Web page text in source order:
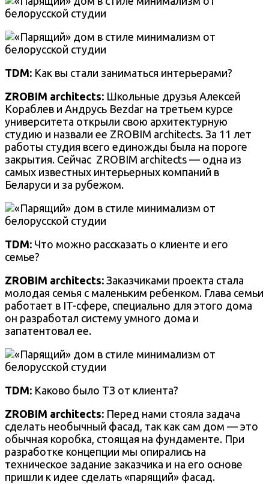
TDM: Как вы стали заниматься интерьерами?
ZROBIM architects: Школьные друзья Алексей
Кораблев и Андрусь Bezdar на третьем курсе
университета открыли свою архитектурную
студию и назвали ее ZROBIM architects. За 11 лет
работы студия всего единожды была на пороге
закрытия. Сейчас ZROBIM architects — одна из
самых известных интерьерных компаний в
Беларуси и за рубежом.
TDM: Что можно рассказать о клиенте и его
семье?
ZROBIM architects: Заказчиками проекта стала
молодая семья с маленьким ребенком. Глава семьи
работает в IT-сфере, специально для этого дома
он разработал систему умного дома и
запатентовал ее.
TDM: Каково было ТЗ от клиента?
ZROBIM architects: Перед нами стояла задача
сделать необычный фасад, так как сам дом — это
обычная коробка, стоящая на фундаменте. При
разработке концепции мы опирались на
техническое задание заказчика и на его основе
пришли к идее сделать «парящий» фасад.